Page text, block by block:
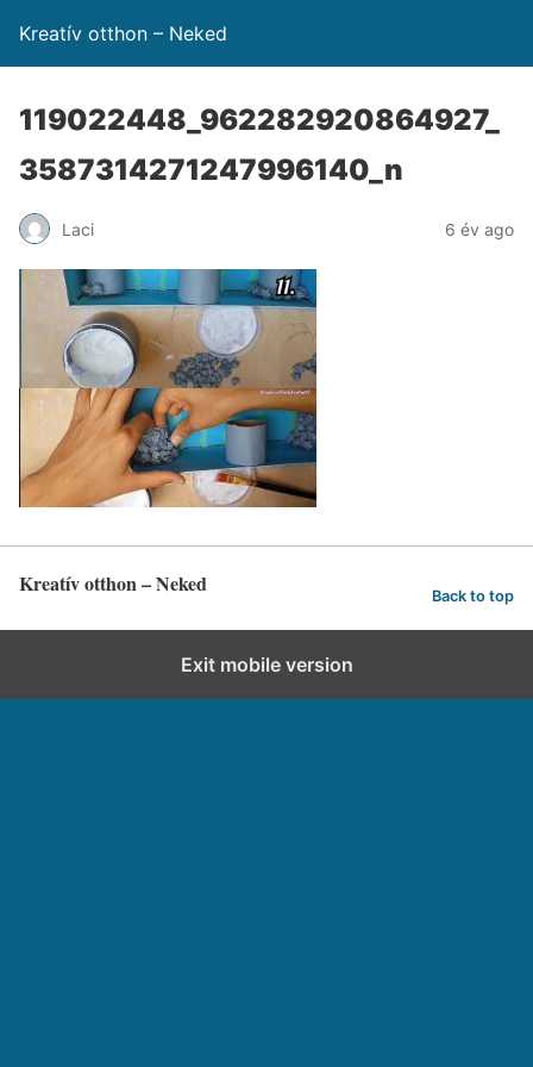
Kreatív otthon – Neked
119022448_962282920864927_
3587314271247996140_n
Laci 6 év ago
Kreatív otthon – Neked Back to top
Exit mobile version